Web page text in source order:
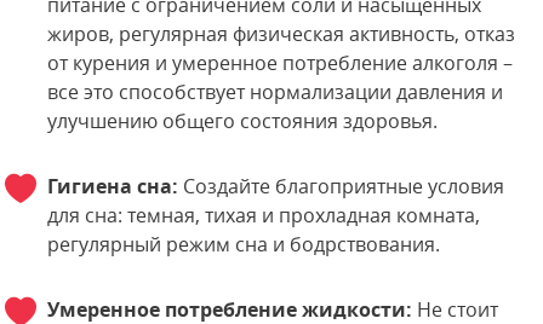
жиров, регулярная физическая активность, отказ
от курения и умеренное потребление алкоголя –
все это способствует нормализации давления и
улучшению общего состояния здоровья.
Гигиена сна: Создайте благоприятные условия
для сна: темная, тихая и прохладная комната,
регулярный режим сна и бодрствования.
Умеренное потребление жидкости: Не стоит